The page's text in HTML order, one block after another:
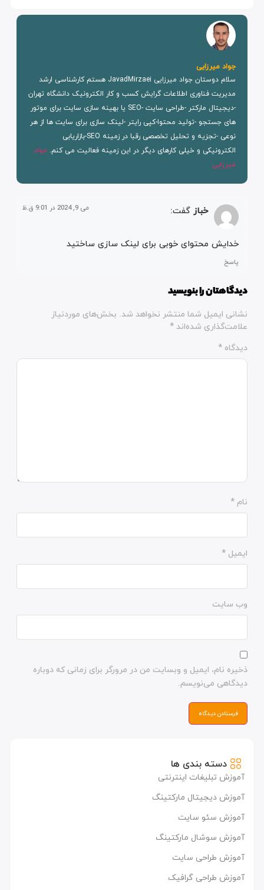
دسته بندی ها
آموزش تبلیغات اینترنتی
آموزش دیجیتال مارکتینگ
آموزش سئو سایت
آموزش سوشال مارکتینگ
آموزش طراحی سایت
آموزش طراحی گرافیک
جواد میرزایی
سلام دوستان جواد میرزایی JavadMirzaei هستم کارشناسی ارشد
مدیریت فناوری اطلاعات گرایش کسب و کار الکترونیک دانشگاه تهران
-دیجیتال مارکتر -طراحی سایت -SEO یا بهینه سازی سایت برای موتور
های جستجو -تولید محتوا-کپی رایتر -لینک سازی برای سایت ها از هر
نوعی -تجزیه و تحلیل تخصصی رقبا در زمینه SEO-بازاریابی
الکترونیکی و خیلی کارهای دیگر در این زمینه فعالیت می کنم. جواد
میرزایی
خباز گفت: می 9, 2024 در 9:01 ق.ظ
خدایش محتوای خوبی برای لینک سازی ساختید
پاسخ
دیدگاهتان را بنویسید
نشانی ایمیل شما منتشر نخواهد شد. بخش‌های موردنیاز
علامت‌گذاری شده‌اند *
دیدگاه *
نام *
ایمیل *
وب‌ سایت
ذخیره نام، ایمیل و وبسایت من در مرورگر برای زمانی که دوباره
دیدگاهی می‌نویسم.